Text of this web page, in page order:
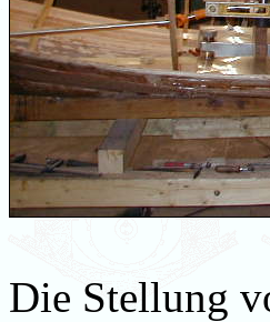
Die Stellung